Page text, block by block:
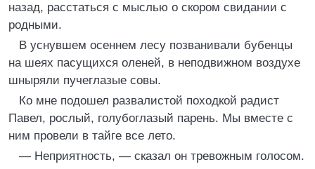
назад, расстаться с мыслью о скором свидании с
родными.
В уснувшем осеннем лесу позванивали бубенцы
на шеях пасущихся оленей, в неподвижном воздухе
шныряли пучеглазые совы.
Ко мне подошел развалистой походкой радист
Павел, рослый, голубоглазый парень. Мы вместе с
ним провели в тайге все лето.
— Неприятность, — сказал он тревожным голосом.